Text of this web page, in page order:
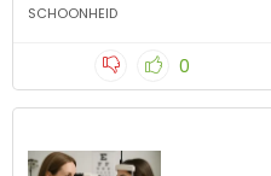
SCHOONHEID
0